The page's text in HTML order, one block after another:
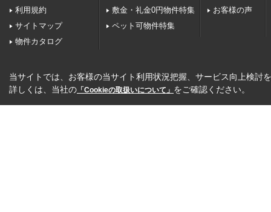
利用規約
サイトマップ
物件カタログ
敷金・礼金0円物件特集
ペット可物件特集
お客様の声
当サイトでは、お客様の当サイト利用状況把握、サービス向上検討
詳しくは、当社の 「Cookieの取扱いについて」 をご確認ください。